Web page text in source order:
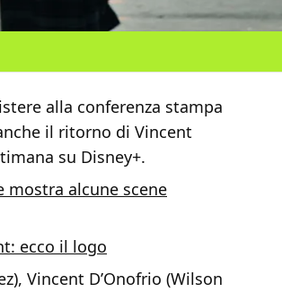
alla conferenza stampa
il ritorno di Vincent
su Disney+.
mostra alcune scene
ecco il logo
Vincent D’Onofrio (Wilson